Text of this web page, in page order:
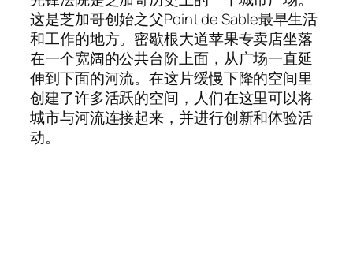
这是芝加哥创始之父Point de Sable最早生活
和工作的地方。密歇根大道苹果专卖店坐落
在一个宽阔的公共台阶上面，从广场一直延
伸到下面的河流。在这片缓慢下降的空间里
创建了许多活跃的空间，人们在这里可以将
城市与河流连接起来，并进行创新和体验活
动。